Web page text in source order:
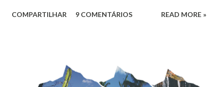
no dia 18 último, resultado de pesquisa que revela que em
uma felicidade média de 6,8 no Brasil em 2010. O
COMPARTILHAR 9 COMENTÁRIOS READ MORE »